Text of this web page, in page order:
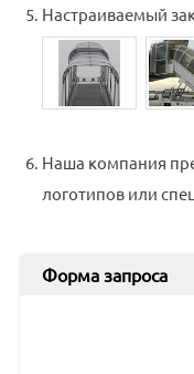
Настраиваемый
Наша компания
логотипов или
Форма запроса